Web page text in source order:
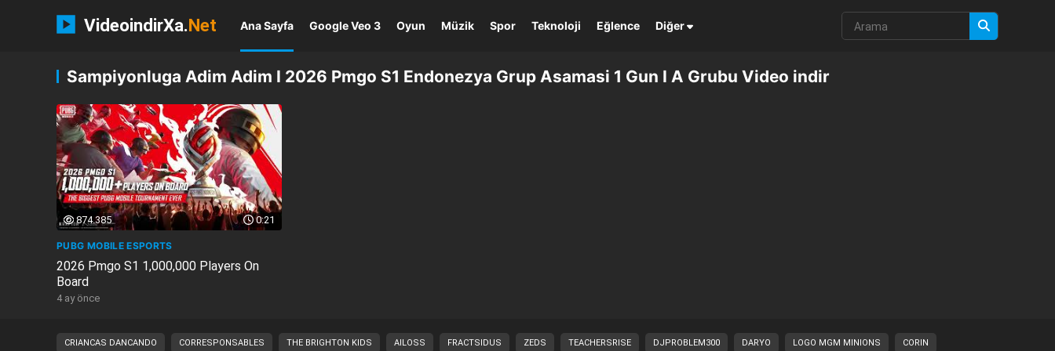
VideoindirXa.Net Ana Sayfa Google Veo 3 Oyun Müzik Spor Teknoloji Eğlence Diğer
Sampiyonluga Adim Adim I 2026 Pmgo S1 Endonezya Grup Asamasi 1 Gun I A Grubu Video indir
0:21
874.385
PUBG MOBILE ESPORTS
2026 Pmgo S1 1,000,000 Players On
Board
4 ay önce
CRIANCAS DANCANDO CORRESPONSABLES THE BRIGHTON KIDS AILOSS FRACTSIDUS ZEDS TEACHERSRISE DJPROBLEM300 DARYO LOGO MGM MINIONS CORIN